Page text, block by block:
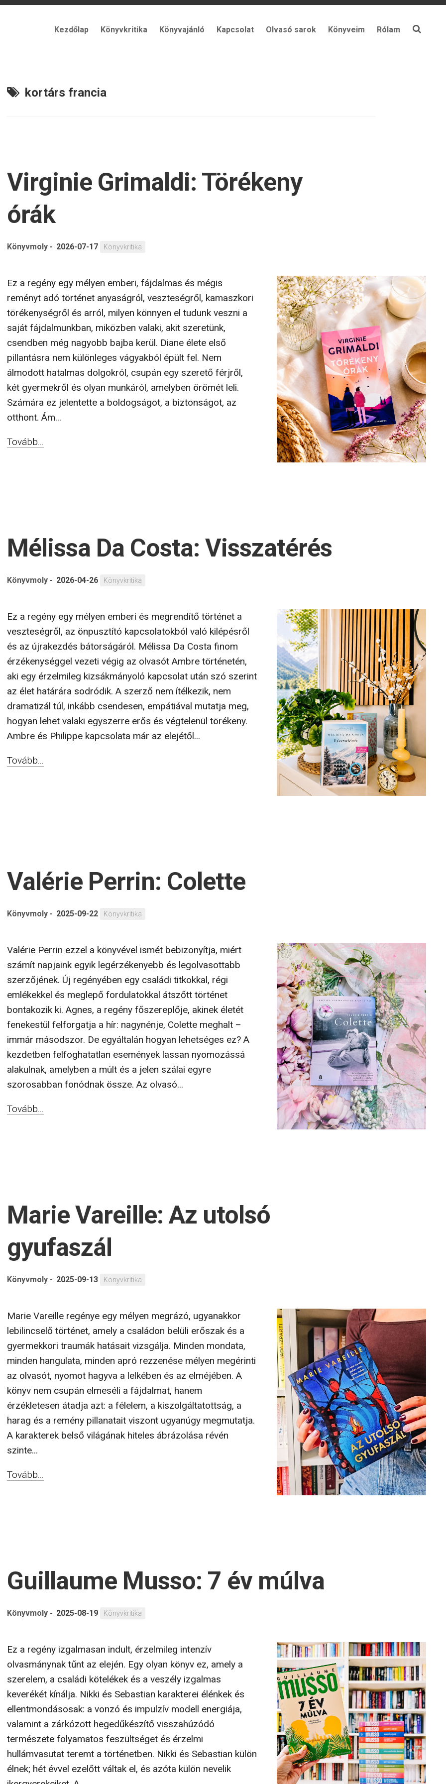
Kezdőlap Könyvkritika Könyvajánló Kapcsolat Olvasó sarok Könyveim Rólam
kortárs francia
Virginie Grimaldi: Törékeny
órák
Könyvmoly - 2026-07-17 Könyvkritika
Ez a regény egy mélyen emberi, fájdalmas és mégis
reményt adó történet anyaságról, veszteségről, kamaszkori
törékenységről és arról, milyen könnyen el tudunk veszni a
saját fájdalmunkban, miközben valaki, akit szeretünk,
csendben még nagyobb bajba kerül. Diane élete első
pillantásra nem különleges vágyakból épült fel. Nem
álmodott hatalmas dolgokról, csupán egy szerető férjről,
két gyermekről és olyan munkáról, amelyben örömét leli.
Számára ez jelentette a boldogságot, a biztonságot, az
otthont. Ám...
Tovább...
Mélissa Da Costa: Visszatérés
Könyvmoly - 2026-04-26 Könyvkritika
Ez a regény egy mélyen emberi és megrendítő történet a
veszteségről, az önpusztító kapcsolatokból való kilépésről
és az újrakezdés bátorságáról. Mélissa Da Costa finom
érzékenységgel vezeti végig az olvasót Ambre történetén,
aki egy érzelmileg kizsákmányoló kapcsolat után szó szerint
az élet határára sodródik. A szerző nem ítélkezik, nem
dramatizál túl, inkább csendesen, empátiával mutatja meg,
hogyan lehet valaki egyszerre erős és végtelenül törékeny.
Ambre és Philippe kapcsolata már az elejétől...
Tovább...
Valérie Perrin: Colette
Könyvmoly - 2025-09-22 Könyvkritika
Valérie Perrin ezzel a könyvével ismét bebizonyítja, miért
számít napjaink egyik legérzékenyebb és legolvasottabb
szerzőjének. Új regényében egy családi titkokkal, régi
emlékekkel és meglepő fordulatokkal átszőtt történet
bontakozik ki. Agnes, a regény főszereplője, akinek életét
fenekestül felforgatja a hír: nagynénje, Colette meghalt –
immár másodszor. De egyáltalán hogyan lehetséges ez? A
kezdetben felfoghatatlan események lassan nyomozássá
alakulnak, amelyben a múlt és a jelen szálai egyre
szorosabban fonódnak össze. Az olvasó...
Tovább...
Marie Vareille: Az utolsó
gyufaszál
Könyvmoly - 2025-09-13 Könyvkritika
Marie Vareille regénye egy mélyen megrázó, ugyanakkor
lebilincselő történet, amely a családon belüli erőszak és a
gyermekkori traumák hatásait vizsgálja. Minden mondata,
minden hangulata, minden apró rezzenése mélyen megérinti
az olvasót, nyomot hagyva a lelkében és az elméjében. A
könyv nem csupán elmeséli a fájdalmat, hanem
érzékletesen átadja azt: a félelem, a kiszolgáltatottság, a
harag és a remény pillanatait viszont ugyanúgy megmutatja.
A karakterek belső világának hiteles ábrázolása révén
szinte...
Tovább...
Guillaume Musso: 7 év múlva
Könyvmoly - 2025-08-19 Könyvkritika
Ez a regény izgalmasan indult, érzelmileg intenzív
olvasmánynak tűnt az elején. Egy olyan könyv ez, amely a
szerelem, a családi kötelékek és a veszély izgalmas
keverékét kínálja. Nikki és Sebastian karakterei élénkek és
ellentmondásosak: a vonzó és impulzív modell energiája,
valamint a zárkózott hegedűkészítő visszahúzódó
természete folyamatos feszültséget és érzelmi
hullámvasutat teremt a történetben. Nikki és Sebastian külön
élnek; hét évvel ezelőtt váltak el, és azóta külön nevelik